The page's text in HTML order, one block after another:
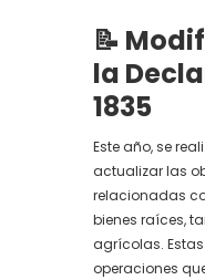
📝
la
1835
Este año, se
actualizar las
relacionadas
bienes raíces,
agrícolas.
operaciones